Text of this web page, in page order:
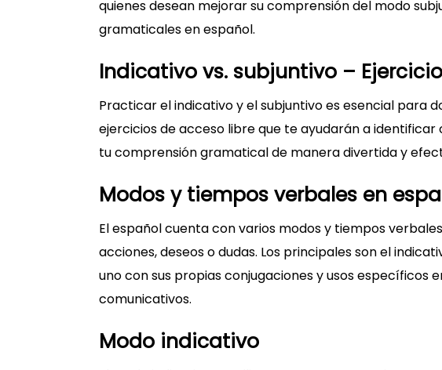
quienes desean mejorar su comprensión del modo
gramaticales en español.
Indicativo vs. subjuntivo –
Practicar el indicativo y el subjuntivo es esencial para
ejercicios de acceso libre que te ayudarán a identificar
tu comprensión gramatical de manera divertida y
Modos y tiempos verbales en
El español cuenta con varios modos y tiempos
acciones, deseos o dudas. Los principales son el
uno con sus propias conjugaciones y usos específicos
comunicativos.
Modo indicativo